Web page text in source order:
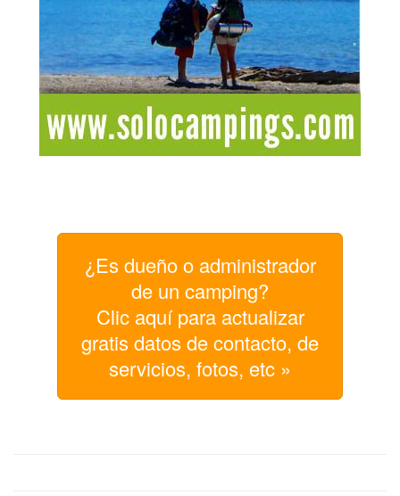
¿Es dueño o administrador
de un camping?
Clic aquí para actualizar
gratis datos de contacto, de
servicios, fotos, etc »